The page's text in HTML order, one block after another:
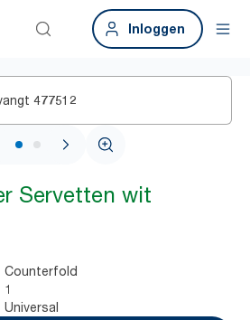
Inloggen
477512
1 / 2
Servetten wit
Counterfold
1
Universal